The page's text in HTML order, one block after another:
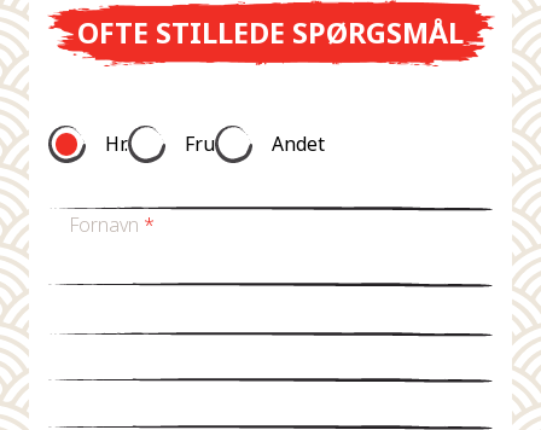
OFTE STILLEDE SPØRGSMÅL
Hr. Fru Andet
Fornavn *